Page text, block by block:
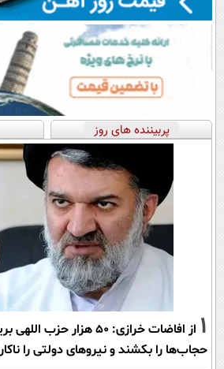
پربیننده های روز
1
از افاضات خرازی: ۵۰ هزار
حجاب‌ها را بکشند و نیرو‌های دولتی را